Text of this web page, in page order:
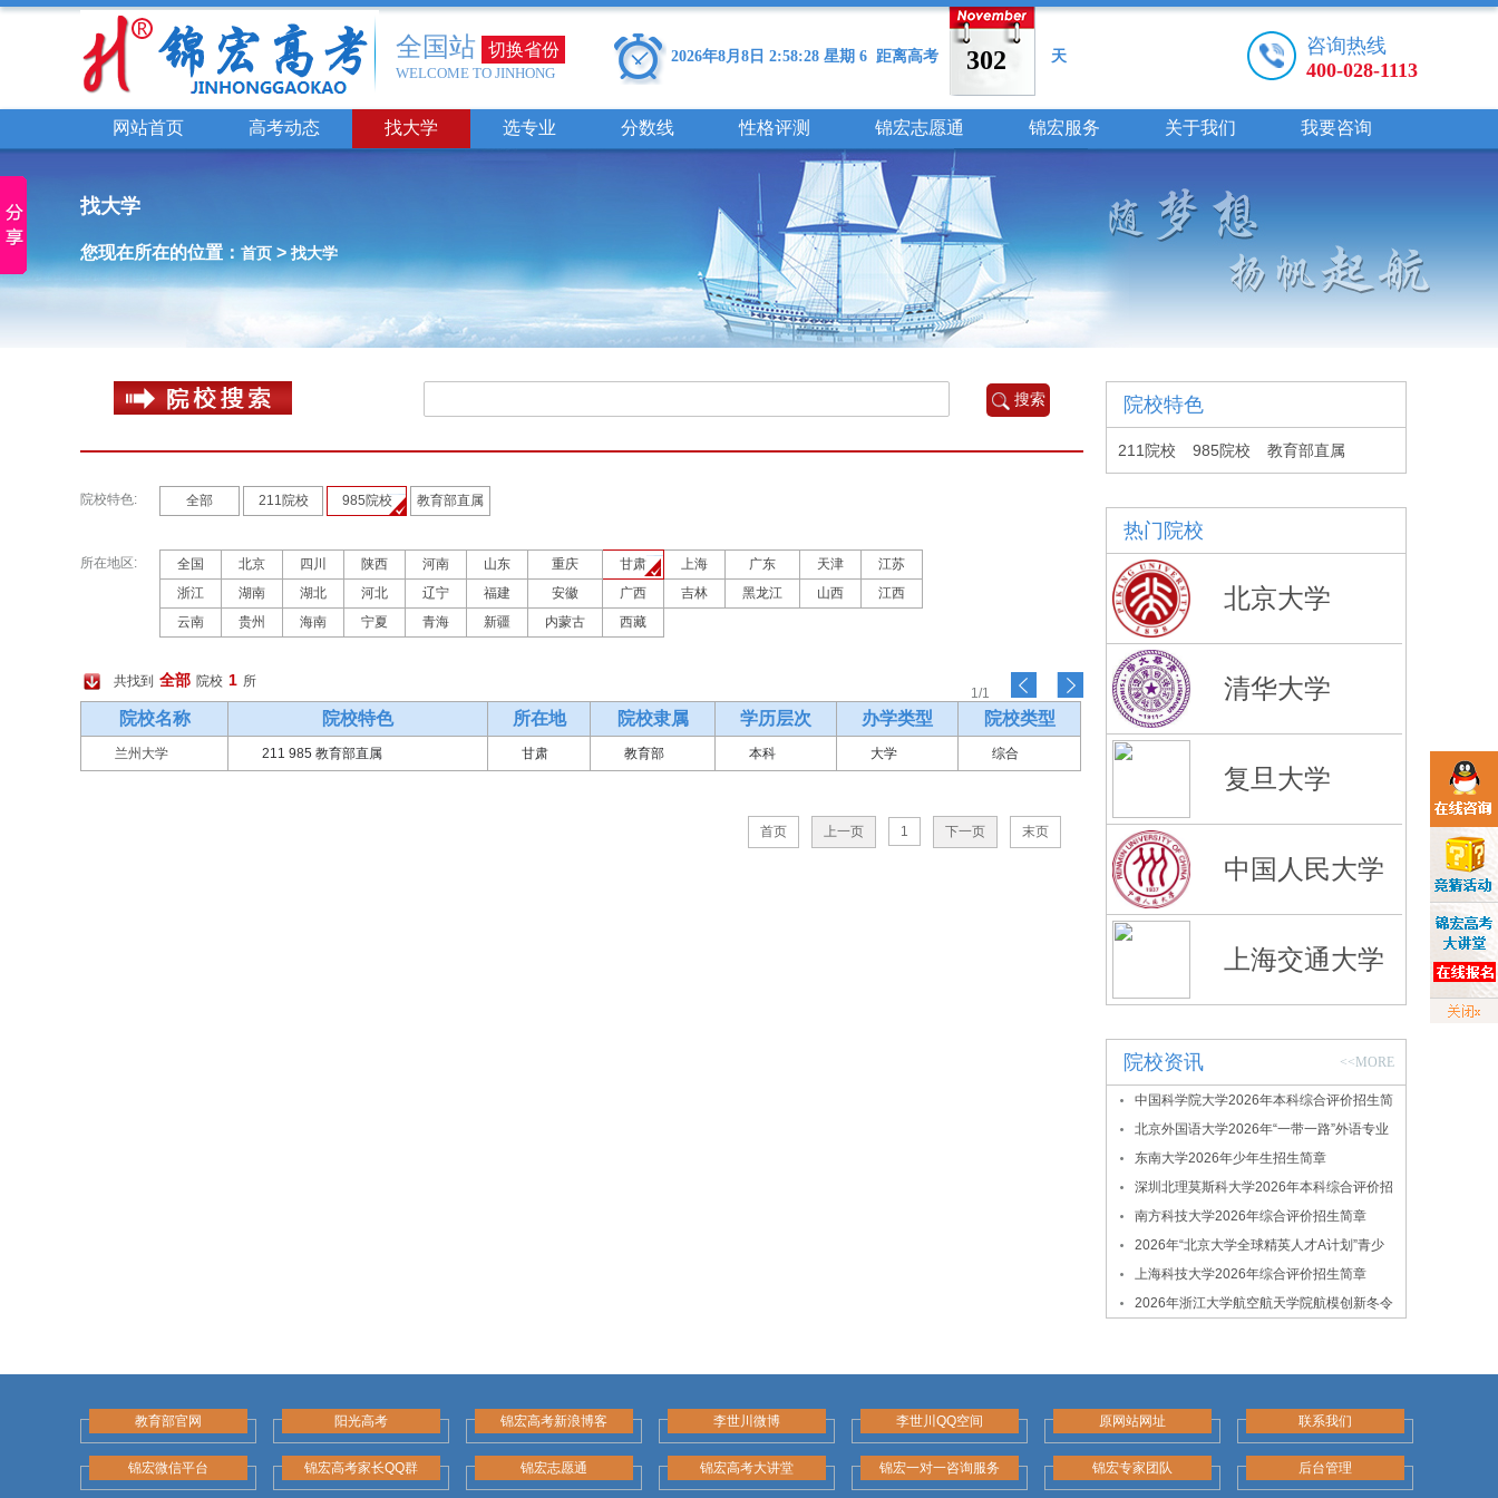
全国站 切换省份
WELCOME TO JINHONG
2026年8月8日 2:58:28 星期 6 距离高考 302 天
咨询热线
400-028-1113
网站首页 高考动态 找大学 选专业 分数线 性格评测 锦宏志愿通 锦宏服务 关于我们 我要咨询
找大学
您现在所在的位置： 首页 > 找大学
院校特色: 全部 211院校 985院校 教育部直属
所在地区: 全国 北京 四川 陕西 河南 山东 重庆 甘肃 上海 广东 天津
江苏
浙江
湖南 湖北 河北 辽宁 福建 安徽 广西 吉林 黑龙江 山西
江西
云南
贵州 海南 宁夏 青海 新疆 内蒙古 西藏
共找到 全部 院校 1 所
1/1
院校名称 院校特色 所在地 院校隶属 学历层次 办学类型 院校类型
兰州大学 211 985 教育部直属 甘肃 教育部 本科 大学 综合
首页 上一页 1 下一页 末页
院校特色
211院校 985院校 教育部直属
热门院校
北京大学
清华大学
复旦大学
中国人民大学
上海交通大学
院校资讯 <<MORE
中国科学院大学2026年本科综合评价招生简
章
北京外国语大学2026年“一带一路”外语专业
综合评价招生简章
东南大学2026年少年生招生简章
深圳北理莫斯科大学2026年本科综合评价招
生简章
南方科技大学2026年综合评价招生简章
2026年“北京大学全球精英人才A计划”青少
年拔尖创新人才选拔与培养项目
上海科技大学2026年综合评价招生简章
2026年浙江大学航空航天学院航模创新冬令
教育部官网 阳光高考 锦宏高考新浪博客 李世川微博 李世川QQ空间 原网站网址 联系我们
锦宏微信平台 锦宏高考家长QQ群 锦宏志愿通 锦宏高考大讲堂 锦宏一对一咨询服务 锦宏专家团队 后台管理